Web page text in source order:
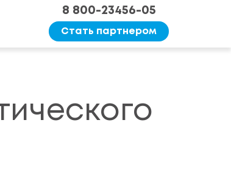
8 800-23456-05
Стать партнером